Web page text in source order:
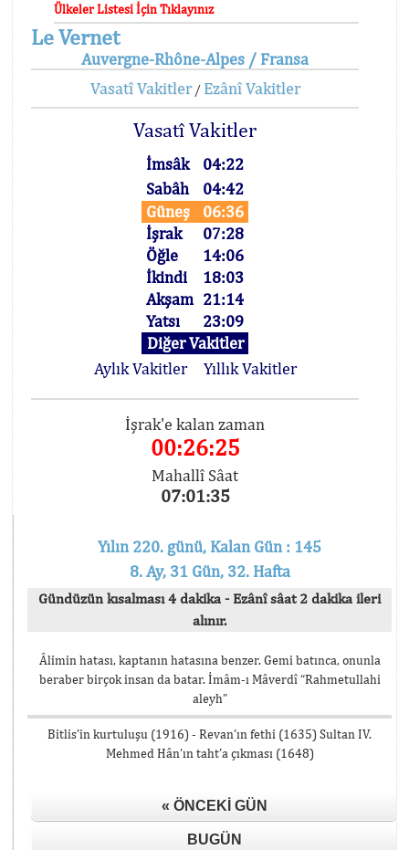
Ülkeler Listesi İçin Tıklayınız
Le Vernet
Auvergne-Rhône-Alpes / Fransa
Vasatî Vakitler/ Ezânî Vakitler
Vasatî Vakitler
İmsâk
04:22
Sabâh
04:42
Güneş
06:36
İşrak
07:28
Öğle
14:06
İkindi
18:03
Akşam 21:14
Yatsı
23:09
Diğer Vakitler
Aylık Vakitler
Yıllık Vakitler
İşrak'e kalan zaman
00:26:25
Mahallî Sâat
07:01:35
Yılın 220. günü, Kalan Gün : 145
8. Ay, 31 Gün, 32. Hafta
Gündüzün kısalması 4 dakika - Ezânî sâat 2 dakika ileri
alınır.
Âlimin hatası, kaptanın hatasına benzer. Gemi batınca, onunla
beraber birçok insan da batar. İmâm-ı Mâverdî “Rahmetullahi
aleyh”
Bitlis’in kurtuluşu (1916) - Revan’ın fethi (1635) Sultan IV.
Mehmed Hân’ın taht’a çıkması (1648)
« ÖNCEKI GÜN
BUGÜN